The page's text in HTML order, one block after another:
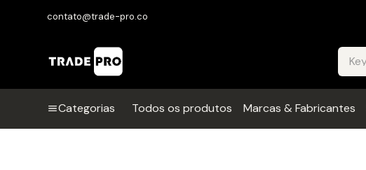
contato@trade-pro.co
Categorias Todos os produtos Marcas & Fabricantes